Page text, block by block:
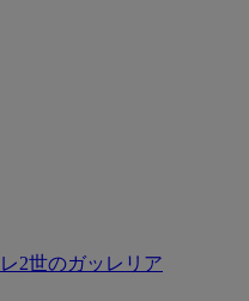
2世のガッレリア